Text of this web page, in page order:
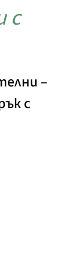
с
–
с